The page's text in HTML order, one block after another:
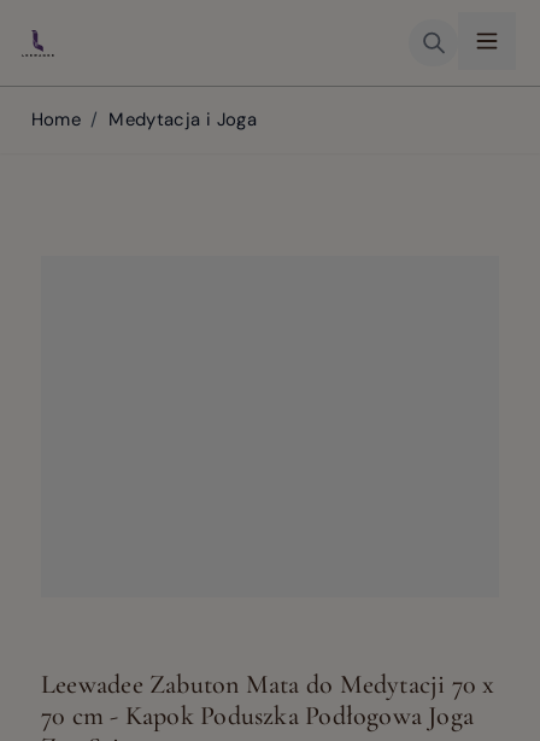
Home / Medytacja i Joga
Leewadee Zabuton Mata do Medytacji 70 x
70 cm - Kapok Poduszka Podłogowa Joga